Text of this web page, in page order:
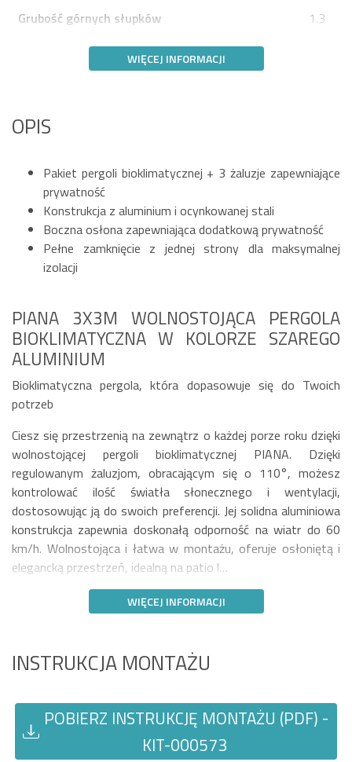
Grubość górnych słupków
1.3
WIĘCEJ INFORMACJI
OPIS
Pakiet pergoli bioklimatycznej + 3 żaluzje zapewniające
prywatność
Konstrukcja z aluminium i ocynkowanej stali
Boczna osłona zapewniająca dodatkową prywatność
Pełne zamknięcie z jednej strony dla maksymalnej
izolacji
PIANA 3X3M WOLNOSTOJĄCA PERGOLA
BIOKLIMATYCZNA W KOLORZE SZAREGO
ALUMINIUM
Bioklimatyczna pergola, która dopasowuje się do Twoich
potrzeb
Ciesz się przestrzenią na zewnątrz o każdej porze roku dzięki
wolnostojącej pergoli bioklimatycznej PIANA. Dzięki
regulowanym żaluzjom, obracającym się o 110°, możesz
kontrolować ilość światła słonecznego i wentylacji,
dostosowując ją do swoich preferencji. Jej solidna aluminiowa
konstrukcja zapewnia doskonałą odporność na wiatr do 60
km/h. Wolnostojąca i łatwa w montażu, oferuje osłoniętą i
elegancką przestrzeń, idealną na patio l…
WIĘCEJ INFORMACJI
INSTRUKCJA MONTAŻU
POBIERZ INSTRUKCJĘ MONTAŻU (PDF) -
KIT-000573